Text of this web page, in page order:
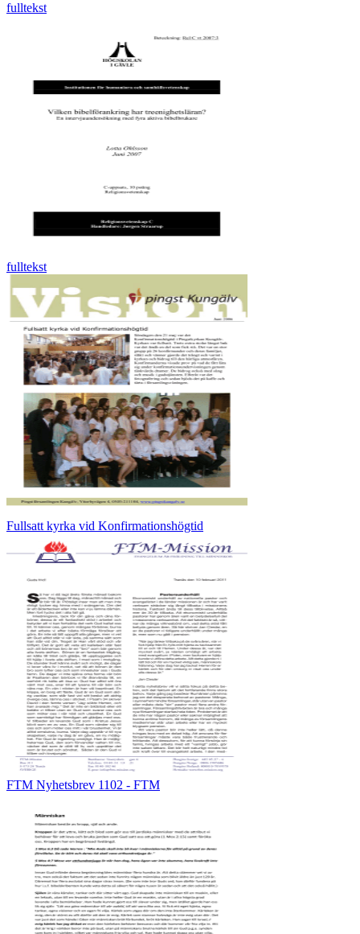
fulltekst
fulltekst
Fullsatt kyrka vid Konfirmationshögtid
FTM Nyhetsbrev 1102 - FTM